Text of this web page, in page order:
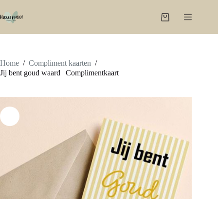
de
Winkelwagen
Home / Compliment kaarten /
Jij bent goud waard | Complimentkaart